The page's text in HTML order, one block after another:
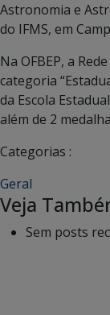
Astronomia e
do IFMS, em
Na OFBEP, a
categoria
da Escola
além de 2
Categorias :
Geral
Veja
Sem posts